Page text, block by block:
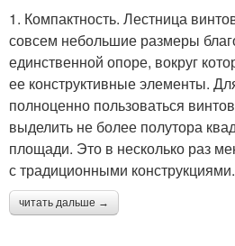
1. Компактность. Лестница
совсем небольшие размеры
единственной опоре, вокруг
ее конструктивные элементы.
полноценно пользоваться
выделить не более полутора
площади. Это в несколько раз
с традиционными конструкциями.
читать дальше →